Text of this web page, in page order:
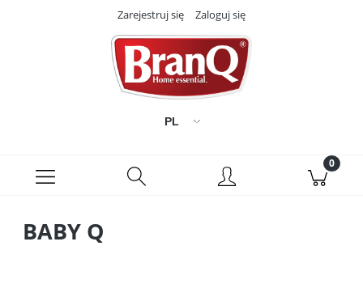
Zarejestruj się Zaloguj się
BABY Q